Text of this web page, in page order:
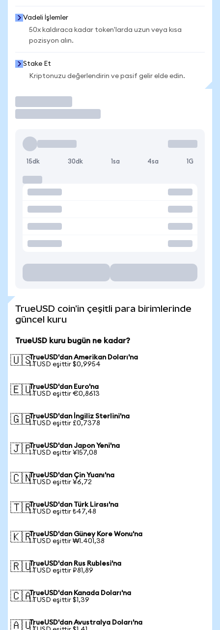
Vadeli İşlemler
50x kaldıraca kadar token'larda uzun veya kısa
pozisyon alın.
Stake Et
Kriptonuzu değerlendirin ve pasif gelir elde edin.
15dk 30dk 1sa 4sa 1G
TrueUSD coin'in çeşitli para birimlerinde
güncel kuru
TrueUSD kuru bugün ne kadar?
🇺🇸TrueUSD'dan Amerikan Doları'na
1 TUSD eşittir $0,9954
🇪🇺TrueUSD'dan Euro'na
1 TUSD eşittir €0,8613
🇬🇧TrueUSD'dan İngiliz Sterlini'na
1 TUSD eşittir £0,7378
🇯🇵TrueUSD'dan Japon Yeni'na
1 TUSD eşittir ¥157,08
🇨🇳TrueUSD'dan Çin Yuanı'na
1 TUSD eşittir ¥6,72
🇹🇷TrueUSD'dan Türk Lirası'na
1 TUSD eşittir ₺47,48
🇰🇷TrueUSD'dan Güney Kore Wonu'na
1 TUSD eşittir ₩1.401,38
🇷🇺TrueUSD'dan Rus Rublesi'na
1 TUSD eşittir ₽81,89
🇨🇦TrueUSD'dan Kanada Doları'na
1 TUSD eşittir $1,39
🇦🇺TrueUSD'dan Avustralya Doları'na